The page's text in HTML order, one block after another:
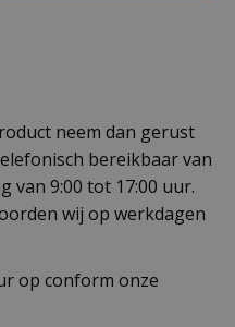
neem dan gerust
bereikbaar van
van 9:00 tot 17:00 uur.
wij op werkdagen
op conform onze